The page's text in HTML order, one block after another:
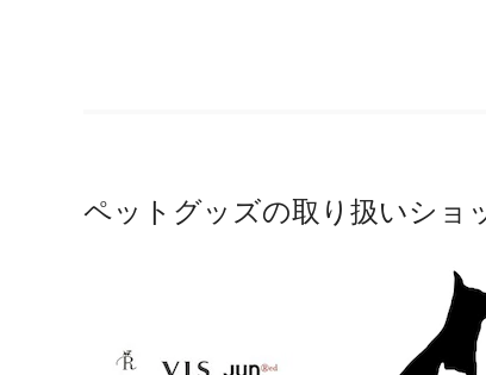
ペットグッズの取り扱いショ